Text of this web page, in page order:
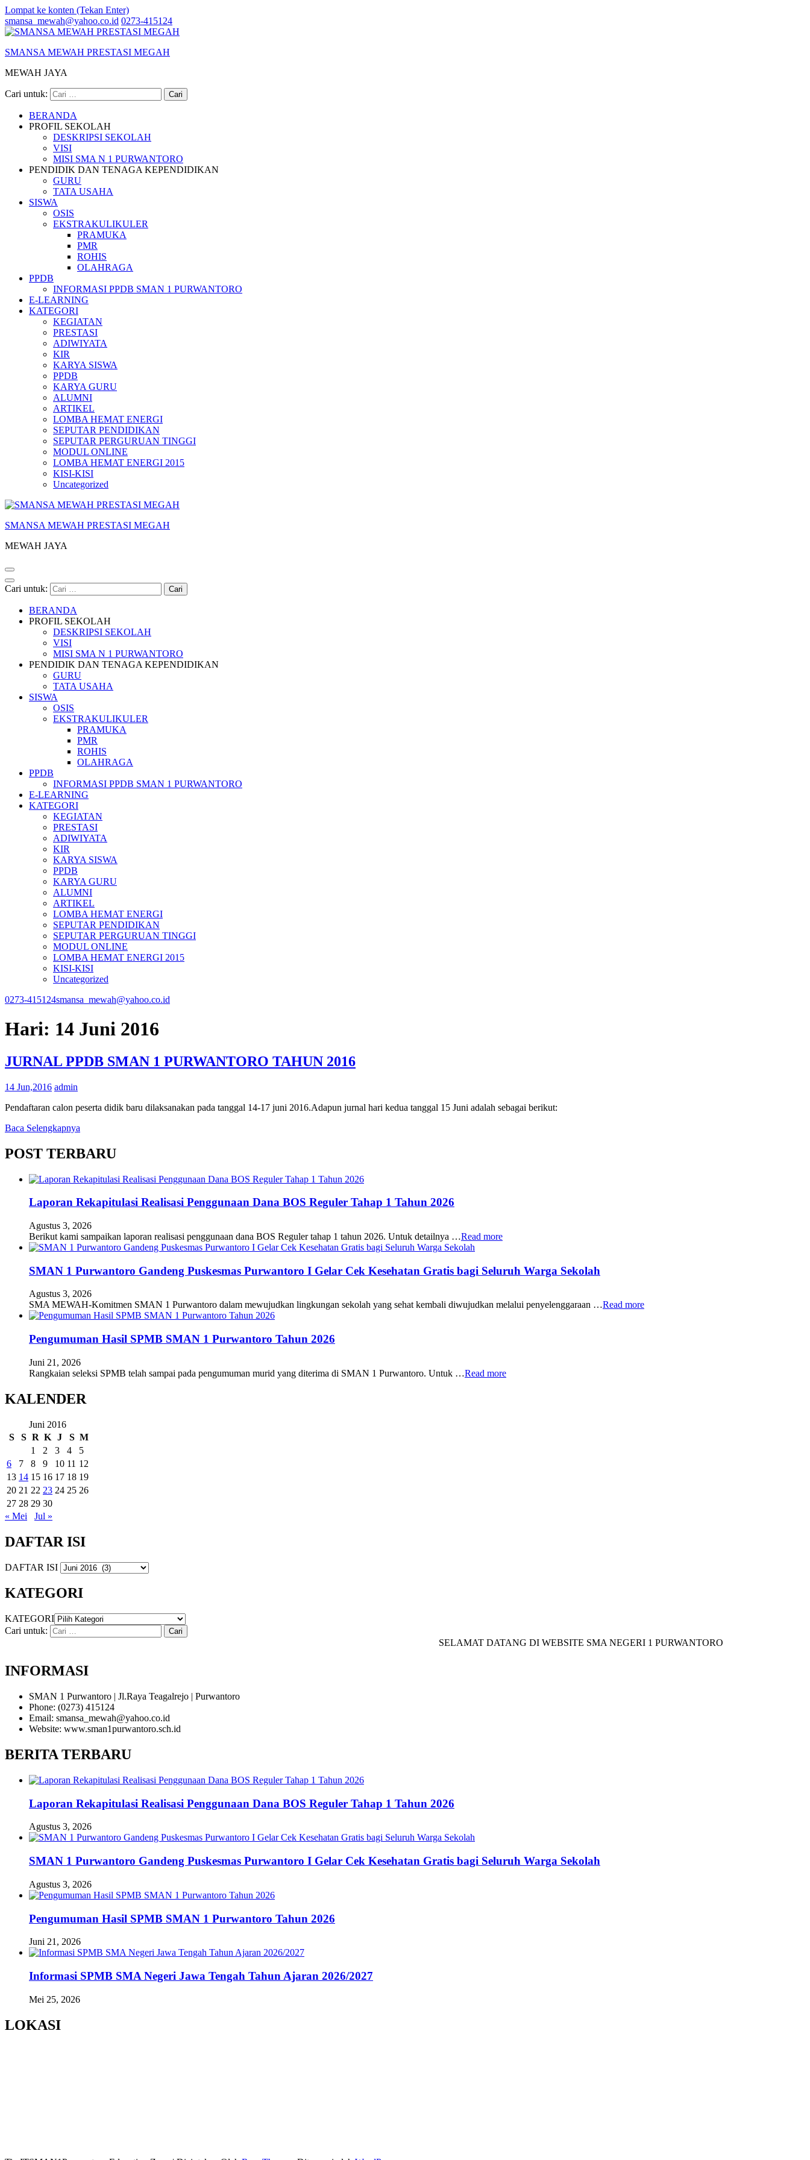
Lompat ke konten (Tekan Enter)
smansa_mewah@yahoo.co.id 0273-415124
SMANSA MEWAH PRESTASI MEGAH
MEWAH JAYA
Cari untuk:
BERANDA
PROFIL SEKOLAH
DESKRIPSI SEKOLAH
VISI
MISI SMA N 1 PURWANTORO
PENDIDIK DAN TENAGA KEPENDIDIKAN
GURU
TATA USAHA
SISWA
OSIS
EKSTRAKULIKULER
PRAMUKA
PMR
ROHIS
OLAHRAGA
PPDB
INFORMASI PPDB SMAN 1 PURWANTORO
E-LEARNING
KATEGORI
KEGIATAN
PRESTASI
ADIWIYATA
KIR
KARYA SISWA
PPDB
KARYA GURU
ALUMNI
ARTIKEL
LOMBA HEMAT ENERGI
SEPUTAR PENDIDIKAN
SEPUTAR PERGURUAN TINGGI
MODUL ONLINE
LOMBA HEMAT ENERGI 2015
KISI-KISI
Uncategorized
SMANSA MEWAH PRESTASI MEGAH
MEWAH JAYA
Cari untuk:
BERANDA
PROFIL SEKOLAH
DESKRIPSI SEKOLAH
VISI
MISI SMA N 1 PURWANTORO
PENDIDIK DAN TENAGA KEPENDIDIKAN
GURU
TATA USAHA
SISWA
OSIS
EKSTRAKULIKULER
PRAMUKA
PMR
ROHIS
OLAHRAGA
PPDB
INFORMASI PPDB SMAN 1 PURWANTORO
E-LEARNING
KATEGORI
KEGIATAN
PRESTASI
ADIWIYATA
KIR
KARYA SISWA
PPDB
KARYA GURU
ALUMNI
ARTIKEL
LOMBA HEMAT ENERGI
SEPUTAR PENDIDIKAN
SEPUTAR PERGURUAN TINGGI
MODUL ONLINE
LOMBA HEMAT ENERGI 2015
KISI-KISI
Uncategorized
0273-415124smansa_mewah@yahoo.co.id
Hari: 14 Juni 2016
JURNAL PPDB SMAN 1 PURWANTORO TAHUN 2016
14 Jun,2016 admin
Pendaftaran calon peserta didik baru dilaksanakan pada tanggal 14-17 juni 2016.Adapun jurnal hari kedua tanggal 15 Juni adalah sebagai berikut:
Baca Selengkapnya
POST TERBARU
Laporan Rekapitulasi Realisasi Penggunaan Dana BOS Reguler Tahap 1 Tahun 2026
Agustus 3, 2026
Berikut kami sampaikan laporan realisasi penggunaan dana BOS Reguler tahap 1 tahun 2026. Untuk detailnya …Read more
SMAN 1 Purwantoro Gandeng Puskesmas Purwantoro I Gelar Cek Kesehatan Gratis bagi Seluruh Warga Sekolah
Agustus 3, 2026
SMA MEWAH-Komitmen SMAN 1 Purwantoro dalam mewujudkan lingkungan sekolah yang sehat kembali diwujudkan melalui penyelenggaraan …Read more
Pengumuman Hasil SPMB SMAN 1 Purwantoro Tahun 2026
Juni 21, 2026
Rangkaian seleksi SPMB telah sampai pada pengumuman murid yang diterima di SMAN 1 Purwantoro. Untuk …Read more
KALENDER
Juni 2016
S
S R K J S M
1
2 3 4
5
6
7 8 9 10 11 12
13 14 15 16 17 18 19
20 21 22 23 24 25 26
27 28 29 30
« Mei
Jul »
DAFTAR ISI
DAFTAR ISI
KATEGORI
KATEGORI
Cari untuk:
SELAMAT DATANG DI WEBSITE SMA NEGERI 1 PURWANTORO
INFORMASI
SMAN 1 Purwantoro | Jl.Raya Teagalrejo | Purwantoro
Phone: (0273) 415124
Email: smansa_mewah@yahoo.co.id
Website: www.sman1purwantoro.sch.id
BERITA TERBARU
Laporan Rekapitulasi Realisasi Penggunaan Dana BOS Reguler Tahap 1 Tahun 2026
Agustus 3, 2026
SMAN 1 Purwantoro Gandeng Puskesmas Purwantoro I Gelar Cek Kesehatan Gratis bagi Seluruh Warga Sekolah
Agustus 3, 2026
Pengumuman Hasil SPMB SMAN 1 Purwantoro Tahun 2026
Juni 21, 2026
Informasi SPMB SMA Negeri Jawa Tengah Tahun Ajaran 2026/2027
Mei 25, 2026
LOKASI